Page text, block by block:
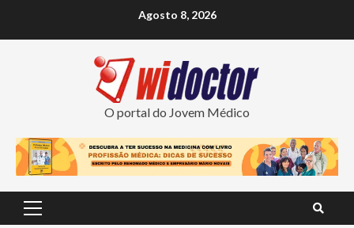
Agosto 8, 2026
O portal do Jovem Médico
Primary